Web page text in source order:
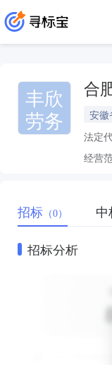
丰欣
劳务
合
安徽
法定
经营
招标 （0） 中
招标分析